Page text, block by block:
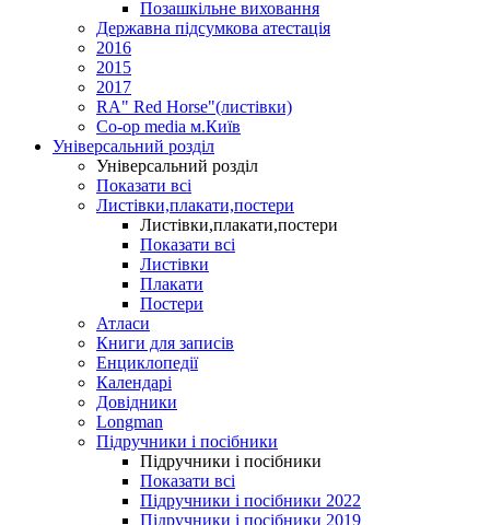
Позашкільне виховання
Державна підсумкова атестація
2016
2015
2017
RA" Red Horse"(листівки)
Co-op media м.Київ
Універсальний розділ
Універсальний розділ
Показати всі
Листівки,плакати,постери
Листівки,плакати,постери
Показати всі
Листівки
Плакати
Постери
Атласи
Книги для записів
Енциклопедії
Календарі
Довідники
Longman
Підручники і посібники
Підручники і посібники
Показати всі
Підручники і посібники 2022
Підручники і посібники 2019